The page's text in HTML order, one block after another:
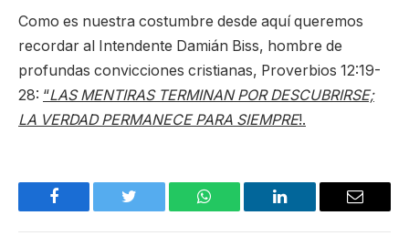
Como es nuestra costumbre desde aquí queremos
recordar al Intendente Damián Biss, hombre de
profundas convicciones cristianas, Proverbios 12:19-
28: “LAS MENTIRAS TERMINAN POR DESCUBRIRSE;
LA VERDAD PERMANECE PARA SIEMPRE!.
Facebook Twitter WhatsApp LinkedIn Email